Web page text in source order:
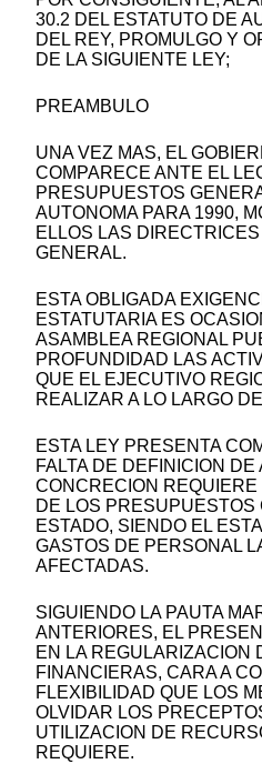
30.2 DEL ESTATUTO DE
DEL REY, PROMULGO Y
DE LA SIGUIENTE LEY;
PREAMBULO
UNA VEZ MAS, EL
COMPARECE ANTE EL
PRESUPUESTOS
AUTONOMA PARA 1990,
ELLOS LAS
GENERAL.
ESTA OBLIGADA
ESTATUTARIA ES
ASAMBLEA REGIONAL
PROFUNDIDAD LAS
QUE EL EJECUTIVO
REALIZAR A LO LARGO
ESTA LEY PRESENTA
FALTA DE DEFINICION
CONCRECION REQUIERE
DE LOS
ESTADO, SIENDO EL
GASTOS DE PERSONAL
AFECTADAS.
SIGUIENDO LA PAUTA
ANTERIORES, EL
EN LA REGULARIZACION
FINANCIERAS, CARA A
FLEXIBILIDAD QUE LOS
OLVIDAR LOS
UTILIZACION DE
REQUIERE.